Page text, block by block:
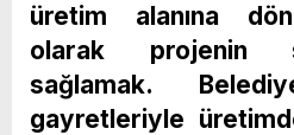
üretim alanına
olarak projenin
sağlamak.
gayretleriyle